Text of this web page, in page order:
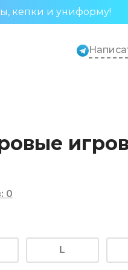
кепки и униформу!
: 0
L